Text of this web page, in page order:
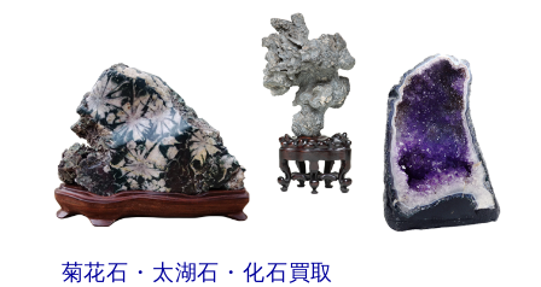
菊花石・太湖石・化石買取